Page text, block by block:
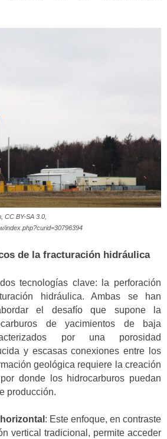
CC BY-SA 3.0,
index.php?curid=30796394
de la fracturación hidráulica
tecnologías clave: la perforación
hidráulica. Ambas se han
el desafío que supone la
de yacimientos de baja
por una porosidad
y escasas conexiones entre los
geológica requiere la creación
donde los hidrocarburos puedan
producción.
: Este enfoque, en contraste
vertical tradicional, permite acceder